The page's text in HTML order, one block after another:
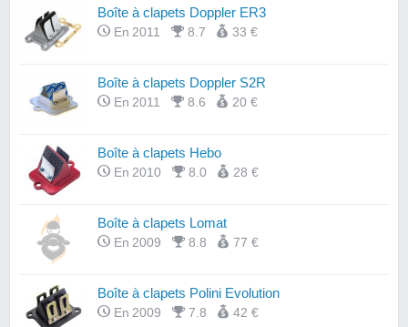
Boîte à clapets Doppler ER3
En 2011 8.7 33 €
Boîte à clapets Doppler S2R
En 2011 8.6 20 €
Boîte à clapets Hebo
En 2010 8.0 28 €
Boîte à clapets Lomat
En 2009 8.8 77 €
Boîte à clapets Polini Evolution
En 2009 7.8 42 €